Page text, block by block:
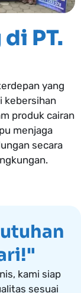
PT.
yang
kebersihan
produk cairan
menjaga
secara
kami siap
sesuai